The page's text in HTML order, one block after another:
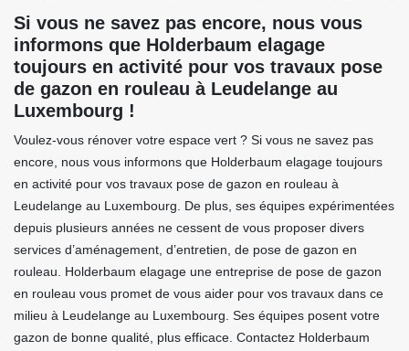
Si vous ne savez pas encore, nous vous
informons que Holderbaum elagage
toujours en activité pour vos travaux pose
de gazon en rouleau à Leudelange au
Luxembourg !
Voulez-vous rénover votre espace vert ? Si vous ne savez pas
encore, nous vous informons que Holderbaum elagage toujours
en activité pour vos travaux pose de gazon en rouleau à
Leudelange au Luxembourg. De plus, ses équipes expérimentées
depuis plusieurs années ne cessent de vous proposer divers
services d’aménagement, d’entretien, de pose de gazon en
rouleau. Holderbaum elagage une entreprise de pose de gazon
en rouleau vous promet de vous aider pour vos travaux dans ce
milieu à Leudelange au Luxembourg. Ses équipes posent votre
gazon de bonne qualité, plus efficace. Contactez Holderbaum